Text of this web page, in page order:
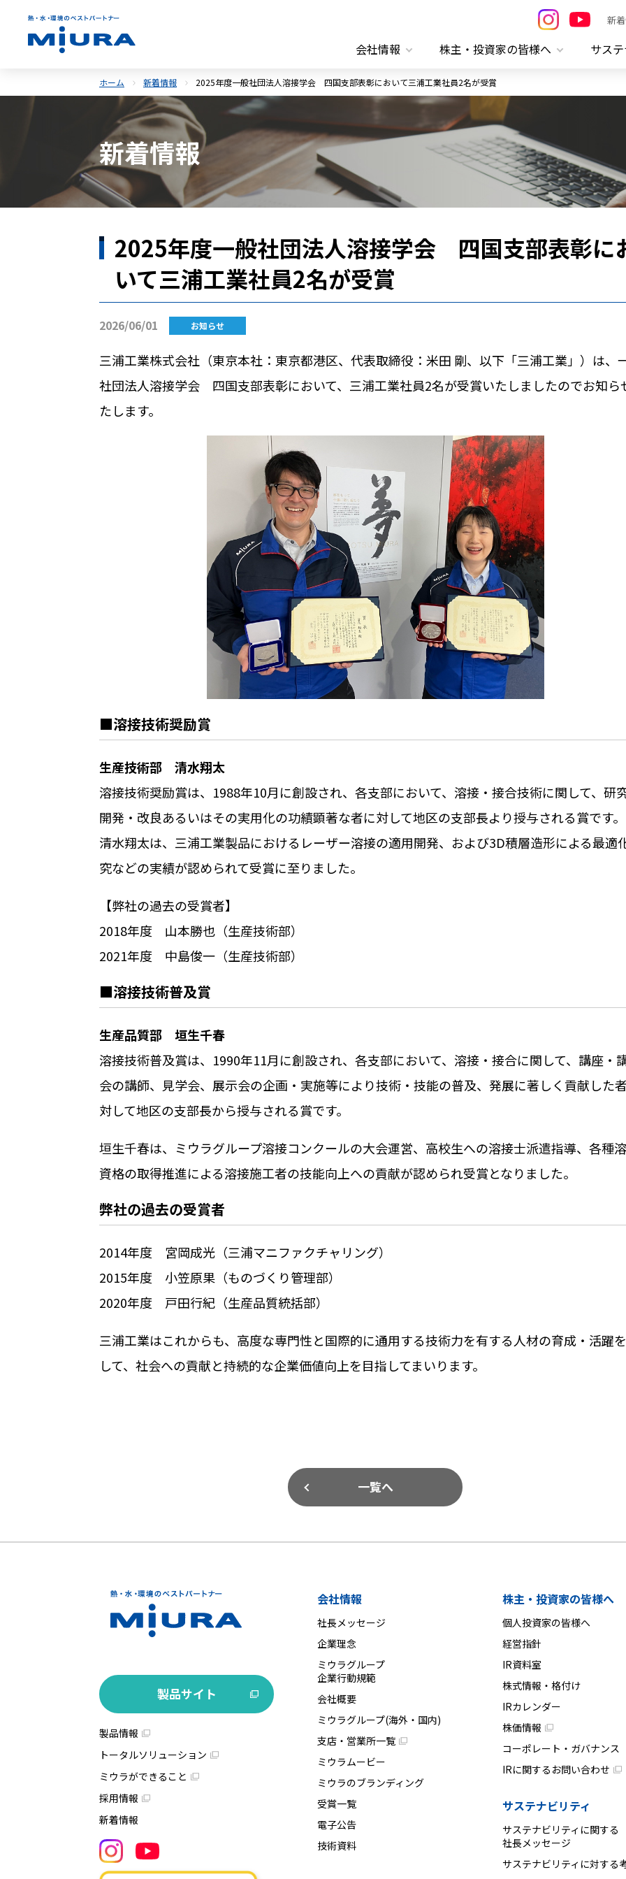
新
会社情報 株主・投資家の皆様へ サス
ホーム 新着情報 2025年度一般社団法人溶接学会 四国支部表彰において三浦工業社員2名が受賞
新着情報
2025年度一般社団法人溶接学会 四国支部表彰に
いて三浦工業社員2名が受賞
2026/06/01 お知らせ
三浦工業株式会社（東京本社：東京都港区、代表取締役：米田 剛、以下「三浦工業」）は、
社団法人溶接学会 四国支部表彰において、三浦工業社員2名が受賞いたしましたのでお知ら
たします。
■溶接技術奨励賞
生産技術部 清水翔太
溶接技術奨励賞は、 1988年10月に創設され、各支部において、溶接・接合技術に関して、研究
開発・改良あるいはその実用化の功績顕著な者に対して地区の支部長より授与される賞です。
清水翔太は、三浦工業製品におけるレーザー溶接の適用開発、および3D積層造形による最適
究などの実績が認められて受賞に至りました。
【弊社の過去の受賞者】
2018年度 山本勝也（生産技術部）
2021年度 中島俊一（生産技術部）
■溶接技術普及賞
生産品質部 垣生千春
溶接技術普及賞は、 1990年11月に創設され、各支部において、溶接・接合に関して、講座・
会の講師、見学会、展示会の企画・実施等により技術・技能の普及、発展に著しく貢献した
対して地区の支部長から授与される賞です。
垣生千春は、ミウラグループ溶接コンクールの大会運営、高校生への溶接士派遣指導、各種
資格の取得推進による溶接施工者の技能向上への貢献が認められ受賞となりました。
弊社の過去の受賞者
2014年度 宮岡成光（三浦マニファクチャリング）
2015年度 小笠原果（ものづくり管理部）
2020年度 戸田行紀（生産品質統括部）
三浦工業はこれからも、高度な専門性と国際的に通用する技術力を有する人材の育成・活躍
して、社会への貢献と持続的な企業価値向上を目指してまいります。
一覧へ
製品サイト
製品情報
トータルソリューション
ミウラができること
採用情報
新着情報
会社情報
社長メッセージ
企業理念
ミウラグループ
企業行動規範
会社概要
ミウラグループ(海外・国内)
支店・営業所一覧
ミウラムービー
ミウラのブランディング
受賞一覧
電子公告
技術資料
株主・投資家の皆様へ
個人投資家の皆様へ
経営指針
IR資料室
株式情報・格付け
IRカレンダー
株価情報
コーポレート・ガバナンス
IRに関するお問い合わせ
サステナビリティ
サステナビリティに関する
社長メッセージ
サステナビリティに対する